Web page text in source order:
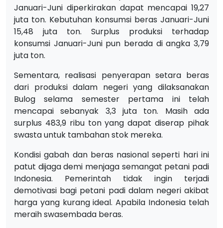
Januari-Juni diperkirakan dapat mencapai 19,27
juta ton. Kebutuhan konsumsi beras Januari-Juni
15,48 juta ton. Surplus produksi terhadap
konsumsi Januari-Juni pun berada di angka 3,79
juta ton.
Sementara, realisasi penyerapan setara beras
dari produksi dalam negeri yang dilaksanakan
Bulog selama semester pertama ini telah
mencapai sebanyak 3,3 juta ton. Masih ada
surplus 483,9 ribu ton yang dapat diserap pihak
swasta untuk tambahan stok mereka.
Kondisi gabah dan beras nasional seperti hari ini
patut dijaga demi menjaga semangat petani padi
Indonesia. Pemerintah tidak ingin terjadi
demotivasi bagi petani padi dalam negeri akibat
harga yang kurang ideal. Apabila Indonesia telah
meraih swasembada beras.